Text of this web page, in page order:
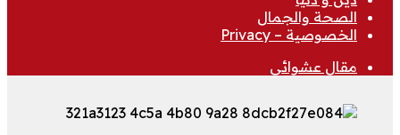
الصحة والجمال
الخصوصية – Privacy
مقال عشوائي